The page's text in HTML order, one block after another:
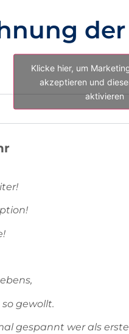
Klicke hier, um
akzeptieren und
aktivieren
gewollt.
gespannt wer als